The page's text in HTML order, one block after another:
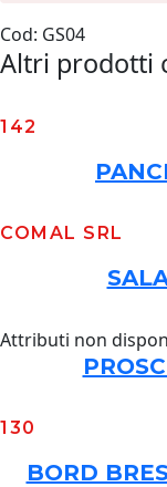
Cod: GS04
Altri prodotti
142
COMAL SRL
Attributi non
130
BORD